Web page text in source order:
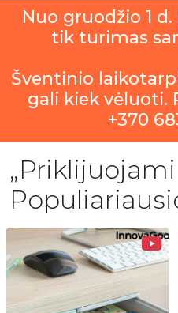
Nuo gruodžio 1
tik turimas
Šventinio
gali kiek vėluoti.
+370